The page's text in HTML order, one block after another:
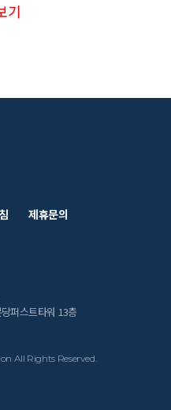
기
제휴문의
퍼스트타워 13층
All Rights Reserved.